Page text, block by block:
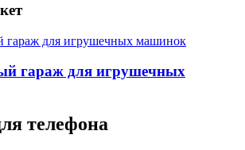
гараж для игрушечных
телефона